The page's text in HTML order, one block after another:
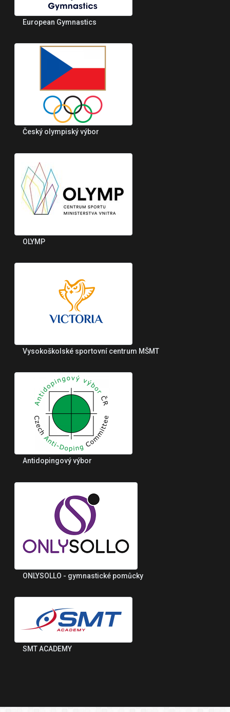
European Gymnastics
Český olympiský výbor
OLYMP
Vysokoškolské sportovní centrum MŠMT
Antidopingový výbor
ONLYSOLLO - gymnastické pomůcky
SMT ACADEMY